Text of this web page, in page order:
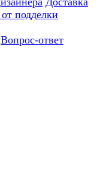
подделки
Вопрос-ответ